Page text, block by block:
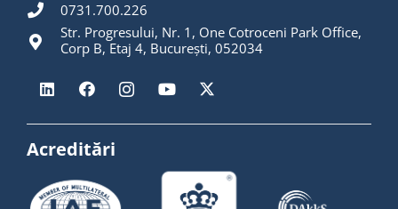
0731.700.226
Str. Progresului, Nr. 1, One Cotroceni Park Office,
Corp B, Etaj 4, București, 052034
Acreditări